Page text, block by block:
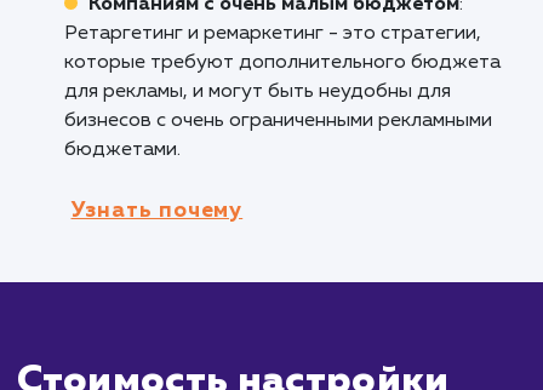
Интернет-магазинам: Ретаргетинг
значительно увеличить вероятность
покупки, особенно для брендов с большим
ассортиментом товаров.
лояльности клиентов